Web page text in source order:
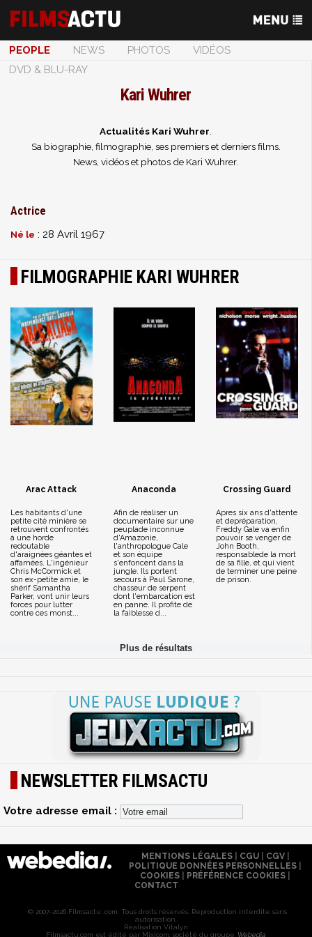
PEOPLE NEWS PHOTOS
VIDÉOS
DVD & BLU-RAY
Kari Wuhrer
Actualités Kari Wuhrer
Sa biographie, filmographie, ses premiers et derniers films.
News, vidéos et photos de Kari Wuhrer.
Actrice
Né le : 28 Avril 1967
FILMOGRAPHIE KARI WUHRER
Arac Attack
Les habitants d'une
petite cité minière se
retrouvent confrontés
à une horde
redoutable
d'araignées géantes et
affamées. L'ingénieur
Chris McCormick et
son ex-petite amie, le
shérif Samantha
Parker, vont unir leurs
forces pour lutter
contre ces monst...
Anaconda
Afin de réaliser un
documentaire sur une
peuplade inconnue
d'Amazonie,
l'anthropologue Cale
et son équipe
s'enfoncent dans la
jungle. Ils portent
secours à Paul Sarone,
chasseur de serpent
dont l'embarcation est
en panne. Il profite de
la faiblesse d...
Crossing Guard
Apres six ans d'attente
et depréparation,
Freddy Gale va enfin
pouvoir se venger de
John Booth,
responsablede la mort
de sa fille, et qui vient
de terminer une peine
de prison.
NEWSLETTER FILMSACTU
Votre adresse email :
MENTIONS LÉGALES| CGU| CGV|
POLITIQUE DONNÉES PERSONNELLES
COOKIES
PRÉFÉRENCE COOKIES
CONTACT
© 2007-2026 Filmsactu .com. Tous droits réservés. Reproduction interdite sans
autorisation.
Réalisation Vitalyn
Filmsactu .com est édité par Mixicom, société du groupe Webedia.